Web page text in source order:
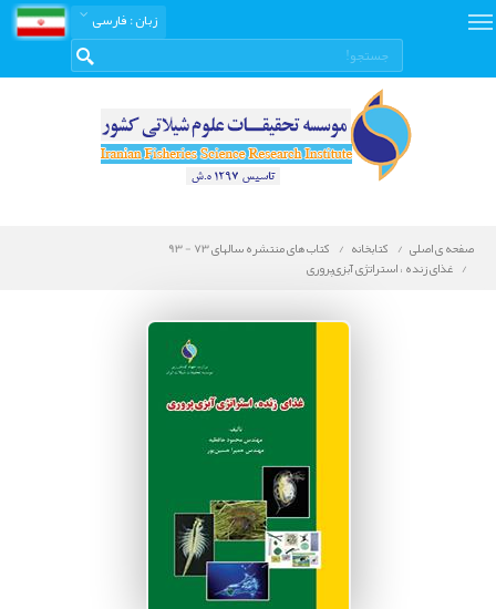
زبان: فارسی
صفحه ی اصلی کتابخانه
کتاب های منتشره سالهای 73 - 93
غذای زنده ، استراتژی آبزی‌پروری